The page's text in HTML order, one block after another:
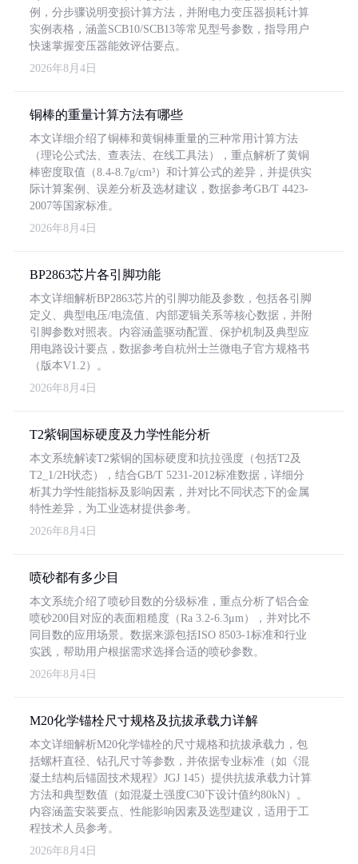
例，分步骤说明变损计算方法，并附电力变压器损耗计算
实例表格，涵盖SCB10/SCB13等常见型号参数，指导用户
快速掌握变压器能效评估要点。
2026年8月4日
铜棒的重量计算方法有哪些
本文详细介绍了铜棒和黄铜棒重量的三种常用计算方法
（理论公式法、查表法、在线工具法），重点解析了黄铜
棒密度取值（8.4-8.7g/cm³）和计算公式的差异，并提供实
际计算案例、误差分析及选材建议，数据参考GB/T 4423-
2007等国家标准。
2026年8月4日
BP2863芯片各引脚功能
本文详细解析BP2863芯片的引脚功能及参数，包括各引脚
定义、典型电压/电流值、内部逻辑关系等核心数据，并附
引脚参数对照表。内容涵盖驱动配置、保护机制及典型应
用电路设计要点，数据参考自杭州士兰微电子官方规格书
（版本V1.2）。
2026年8月4日
T2紫铜国标硬度及力学性能分析
本文系统解读T2紫铜的国标硬度和抗拉强度（包括T2及
T2_1/2H状态），结合GB/T 5231-2012标准数据，详细分
析其力学性能指标及影响因素，并对比不同状态下的金属
特性差异，为工业选材提供参考。
2026年8月4日
喷砂都有多少目
本文系统介绍了喷砂目数的分级标准，重点分析了铝合金
喷砂200目对应的表面粗糙度（Ra 3.2-6.3μm），并对比不
同目数的应用场景。数据来源包括ISO 8503-1标准和行业
实践，帮助用户根据需求选择合适的喷砂参数。
2026年8月4日
M20化学锚栓尺寸规格及抗拔承载力详解
本文详细解析M20化学锚栓的尺寸规格和抗拔承载力，包
括螺杆直径、钻孔尺寸等参数，并依据专业标准（如《混
凝土结构后锚固技术规程》JGJ 145）提供抗拔承载力计算
方法和典型数值（如混凝土强度C30下设计值约80kN）。
内容涵盖安装要点、性能影响因素及选型建议，适用于工
程技术人员参考。
2026年8月4日